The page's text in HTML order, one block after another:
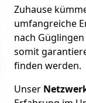
Zuhause
umfangreiche
nach
somit
finden werden.
Unser